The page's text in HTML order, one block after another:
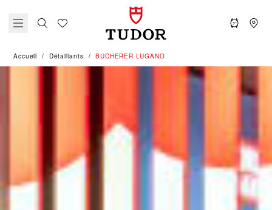
Accueil Détaillants ‭BUCHERER LUGANO‬